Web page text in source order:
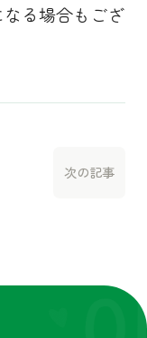
る場合もござ
次の記事